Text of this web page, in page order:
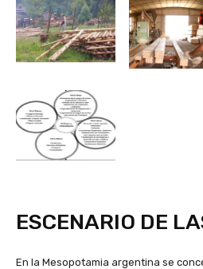
ESCENARIO DE
En la Mesopotamia argentina se